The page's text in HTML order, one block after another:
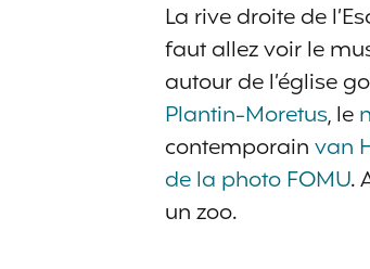
La rive droite de
faut allez voir le
autour de l’église
Plantin-Moretus, le
contemporainvan
de la photo FOMU.
un zoo.